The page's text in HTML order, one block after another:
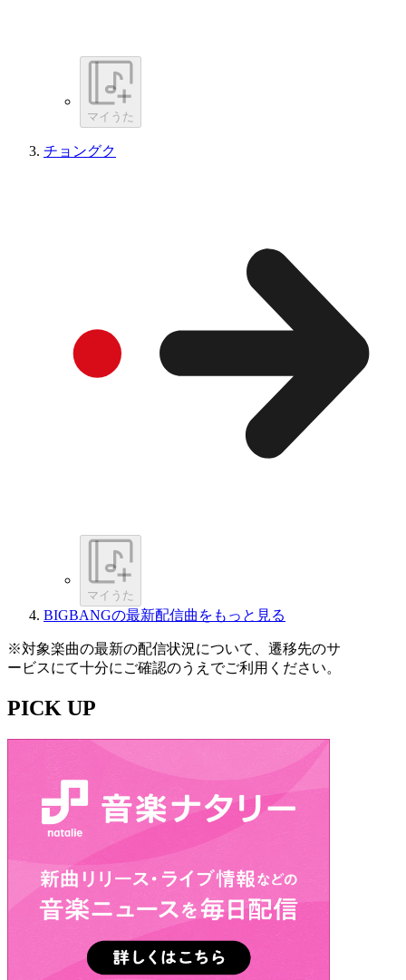
マイうた
チョングク
マイうた
BIGBANGの最新配信曲をもっと見る
※対象楽曲の最新の配信状況について、遷移先のサ
ービスにて十分にご確認のうえでご利用ください。
PICK UP